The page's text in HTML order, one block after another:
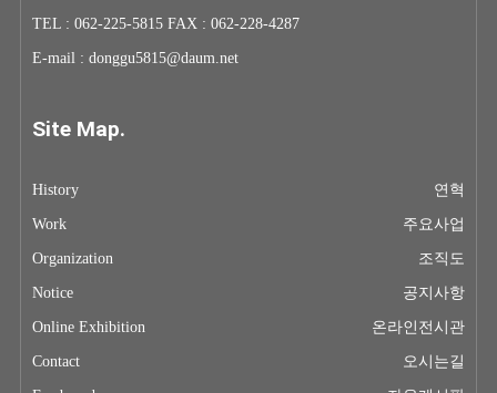
TEL : 062-225-5815 FAX : 062-228-4287
E-mail : donggu5815@daum.net
Site Map.
History
연혁
Work
주요사업
Organization
조직도
Notice
공지사항
Online Exhibition
온라인전시관
Contact
오시는길